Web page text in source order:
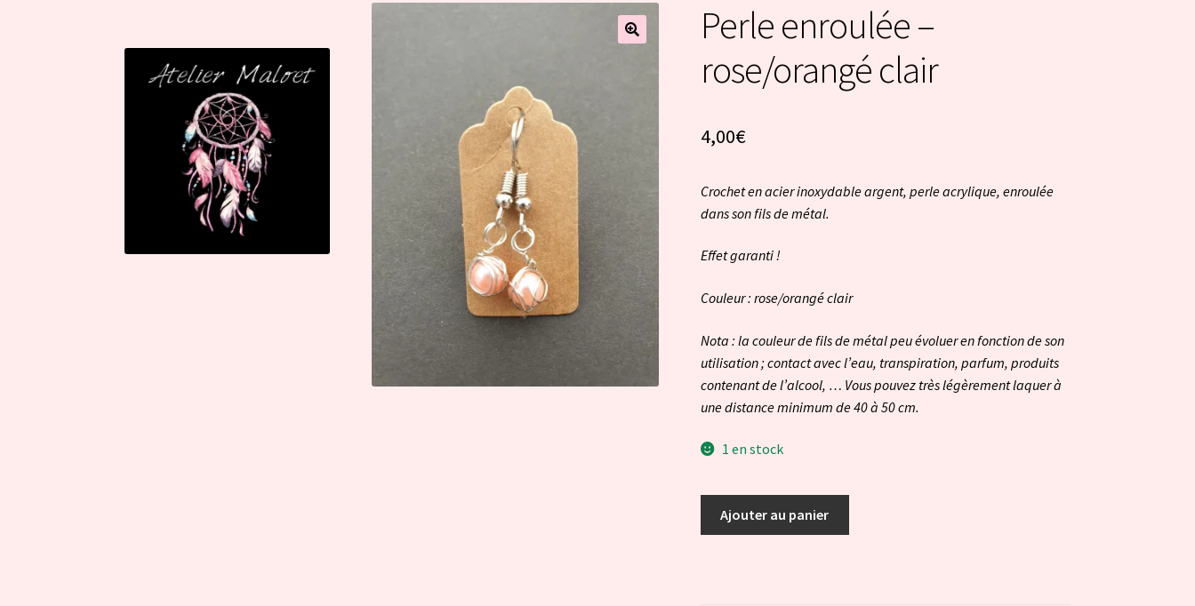
Perle enroulée –
rose/orangé clair
4,00€
Crochet en acier inoxydable argent, perle acrylique, enroulée
dans son fils de métal.
Effet garanti !
Couleur : rose/orangé clair
Nota : la couleur de fils de métal peu évoluer en fonction de son
utilisation ; contact avec l’eau, transpiration, parfum, produits
contenant de l’alcool, … Vous pouvez très légèrement laquer à
une distance minimum de 40 à 50 cm.
1 en stock
Ajouter au panier